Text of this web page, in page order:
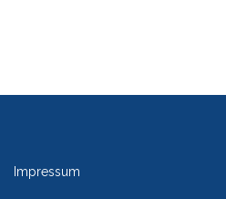
Impressum